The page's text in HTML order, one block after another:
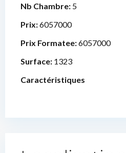
Nb Chambre: 5
Prix:6057000
Prix Formatee:6057000
Surface: 1323
Caractéristiques